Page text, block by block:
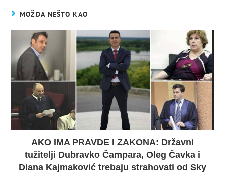
MOŽDA NEŠTO KAO
AKO IMA PRAVDE I ZAKONA: Državni
tužitelji Dubravko Čampara, Oleg Čavka i
Diana Kajmaković trebaju strahovati od Sky